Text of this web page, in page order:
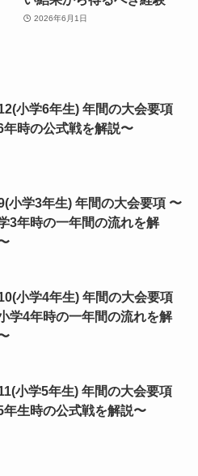
2026年6月1日
小学6年生) 年間の大会要項
年時の公式戦を解説〜
小学3年生) 年間の大会要項 〜
3年時の一年間の流れを解
小学4年生) 年間の大会要項
学4年時の一年間の流れを解
小学5年生) 年間の大会要項
年生時の公式戦を解説〜